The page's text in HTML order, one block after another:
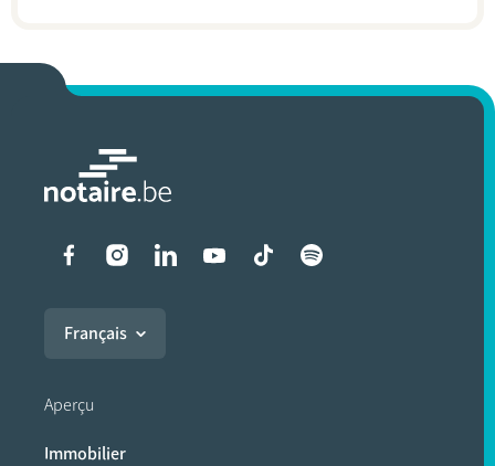
Liens vers les réseaux
Français
Aperçu
Immobilier